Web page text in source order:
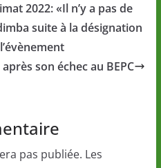
2022: «Il n’y a pas de
suite à la désignation
son échec au BEPC
pas publiée. Les